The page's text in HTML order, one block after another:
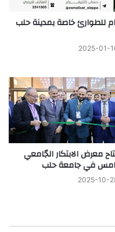
للطوارئ خاصة بمدينة حلب
2025-01-
معرض الابتكار الجّامعي
في جامعة حلب
2025-10-